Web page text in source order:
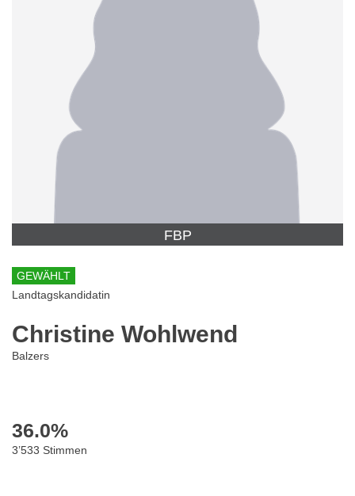
FBP
GEWÄHLT
Landtagskandidatin
Christine Wohlwend
Balzers
36.0%
3’533 Stimmen